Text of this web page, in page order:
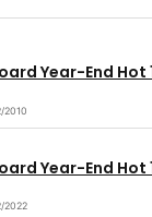
Year-End Hot
2010
Year-End Hot
2022